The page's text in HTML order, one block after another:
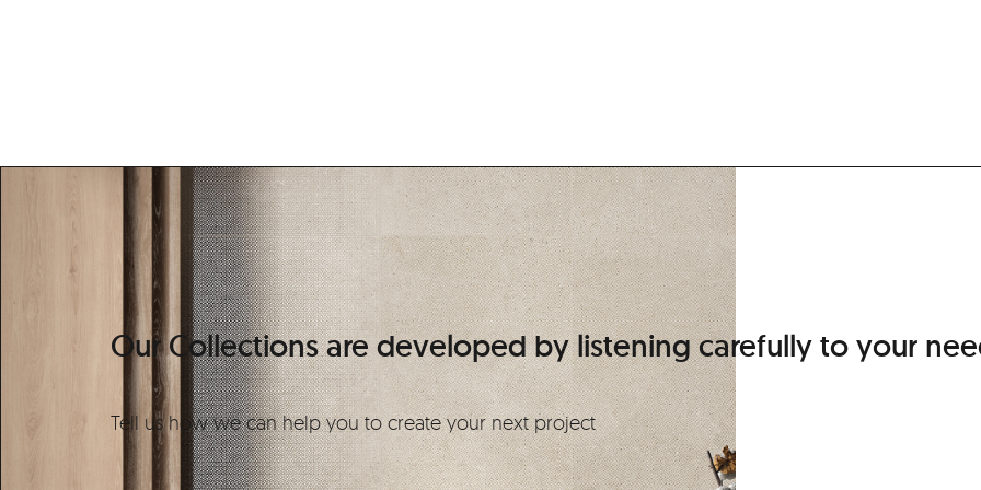
Our Collections are developed by listening carefully to your
Tell us how we can help you to create your next project